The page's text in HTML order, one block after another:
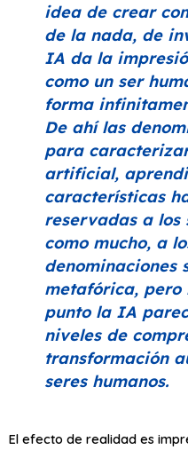
idea de crear
de la nada, de
IA da la
como un ser
forma
De ahí las
para
artificial,
características
reservadas a los
como mucho, a
denominaciones
metafórica, pero
punto la IA
niveles de
transformación
seres humanos.
El efecto de realidad es